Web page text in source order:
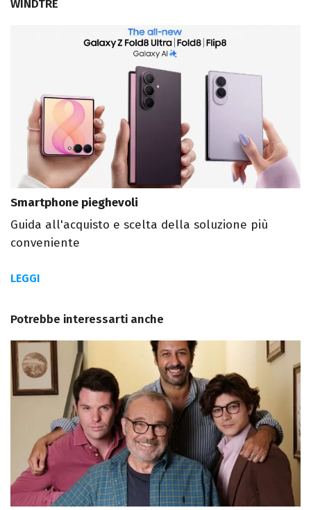
WINDTRE
Smartphone pieghevoli
Guida all'acquisto e scelta della soluzione più
conveniente
LEGGI
Potrebbe interessarti anche